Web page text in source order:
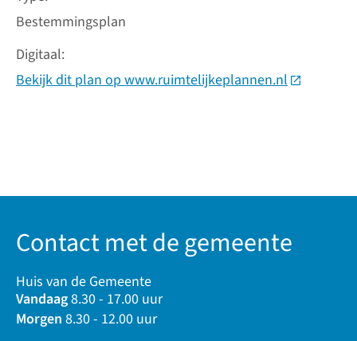
Bestemmingsplan
Digitaal
Bekijk dit plan op www.ruimtelijkeplannen.nl(Deze link
Contact met de gemeente
Huis van de Gemeente
Vandaag8.30 - 17.00 uur
Morgen 8.30 - 12.00 uur